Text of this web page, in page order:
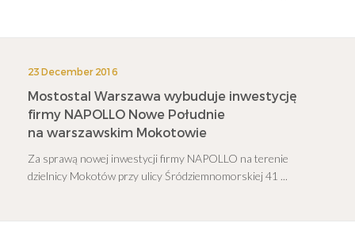
23 December 2016
Mostostal Warszawa wybuduje inwestycję
firmy NAPOLLO Nowe Południe
na warszawskim Mokotowie
Za sprawą nowej inwestycji firmy NAPOLLO na terenie
dzielnicy Mokotów przy ulicy Śródziemnomorskiej 41 ...